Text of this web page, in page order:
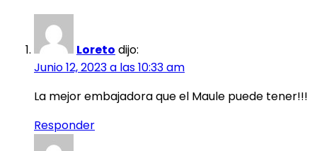
Loreto dijo:
Junio 12, 2023 a las 10:33 am
La mejor embajadora que el Maule puede tener!!!
Responder